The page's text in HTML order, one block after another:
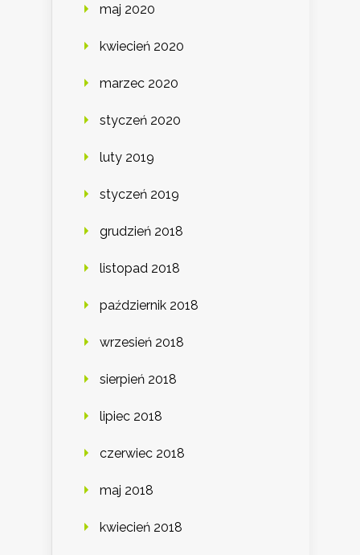
maj 2020
kwiecień 2020
marzec 2020
styczeń 2020
luty 2019
styczeń 2019
grudzień 2018
listopad 2018
październik 2018
wrzesień 2018
sierpień 2018
lipiec 2018
czerwiec 2018
maj 2018
kwiecień 2018